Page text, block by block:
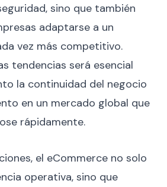
sino que también
adaptarse a un
vez más competitivo.
tendencias será esencial
la continuidad del negocio
en un mercado global que
rápidamente.
el eCommerce no solo
operativa, sino que